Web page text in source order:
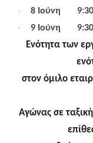
· 8 Ιούνη
· 9 Ιούνη
Ενότητα των
στον όμιλο
Αγώνας σε